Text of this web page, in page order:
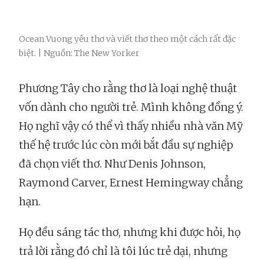
Ocean Vuong yêu thơ và viết thơ theo một cách rất đặc
biệt. | Nguồn: The New Yorker
Phương Tây cho rằng thơ là loại nghệ thuật
vốn dành cho người trẻ. Mình không đồng ý.
Họ nghĩ vậy có thể vì thấy nhiều nhà văn Mỹ
thế hệ trước lúc còn mới bắt đầu sự nghiệp
đã chọn viết thơ. Như Denis Johnson,
Raymond Carver, Ernest Hemingway chẳng
hạn.
Họ đều sáng tác thơ, nhưng khi được hỏi, họ
trả lời rằng đó chỉ là tôi lúc trẻ dại, nhưng